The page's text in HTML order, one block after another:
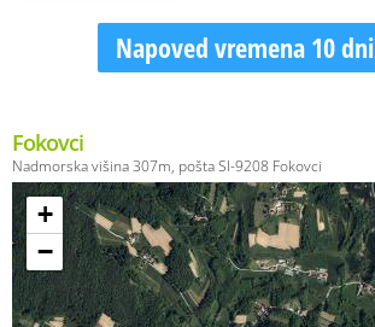
Napoved vremena 10 dni
Fokovci
Nadmorska višina 307m, pošta SI-9208 Fokovci
+
−